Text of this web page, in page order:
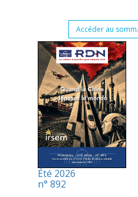
Accéder au
Été 2026
n° 892